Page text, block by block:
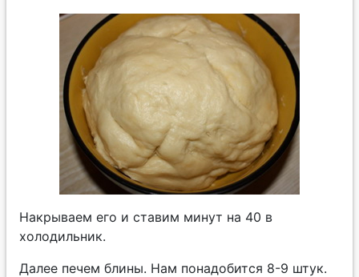
Накрываем его и ставим минут на 40 в
холодильник.
Далее печем блины. Нам понадобится 8-9 штук.